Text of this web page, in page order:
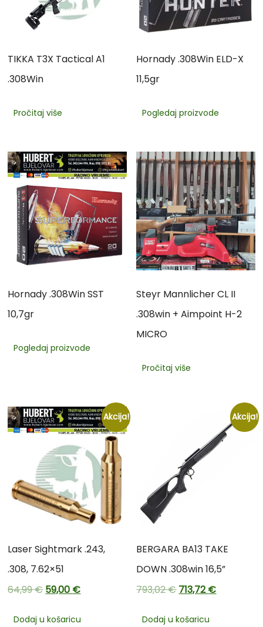
TIKKA T3X Tactical A1
.308Win
Pročitaj više
Hornady .308Win ELD-X
11,5gr
Pogledaj proizvode
Hornady .308Win SST
10,7gr
Pogledaj proizvode
Steyr Mannlicher CL II
.308win + Aimpoint H-2
MICRO
Pročitaj više
Akcija!
Laser Sightmark .243,
.308, 7.62×51
64,99€59,00 €
Dodaj u košaricu
Akcija!
BERGARA BA13 TAKE
DOWN .308win 16,5”
793,02€713,72€
Dodaj u košaricu